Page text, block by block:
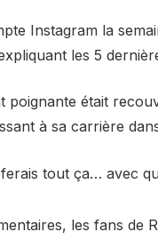
Instagram la
les 5
poignante était
à sa carrière
tout ça… avec
les fans de